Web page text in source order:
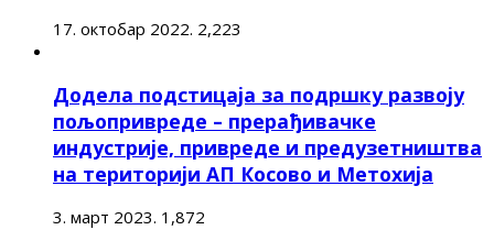
17. октобар 2022. 2,223
Додела подстицаја за подршку развоју
пољопривреде – прерађивачке
индустрије, привреде и предузетништва
на територији АП Косово и Метохија
3. март 2023. 1,872